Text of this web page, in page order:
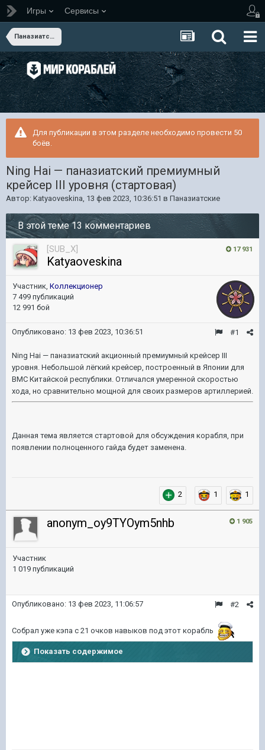
Игры Сервисы
Паназиатские
Для публикации в этом разделе необходимо провести 50
боёв.
Ning Hai — паназиатский премиумный
крейсер III уровня (стартовая)
Автор: Katyaoveskina, 13 фев 2023, 10:36:51 в Паназиатские
В этой теме 13 комментариев
17 931
[SUB_X]
Katyaoveskina
Участник, Коллекционер
7 499 публикаций
12 991 бой
#1
Опубликовано: 13 фев 2023, 10:36:51
Ning Hai — паназиатский акционный премиумный крейсер III
уровня. Небольшой лёгкий крейсер, построенный в Японии для
ВМС Китайской республики. Отличался умеренной скоростью
хода, но сравнительно мощной для своих размеров артиллерией.
Данная тема является стартовой для обсуждения корабля, при
появлении полноценного гайда будет заменена.
2 1 1
1 905
anonym_oy9TYOym5nhb
Участник
1 019 публикаций
#2
Опубликовано: 13 фев 2023, 11:06:57
Собрал уже кэпа с 21 очков навыков под этот корабль
Показать содержимое